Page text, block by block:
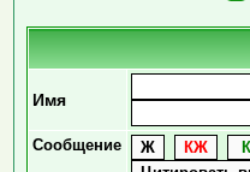
Имя
Сообщение